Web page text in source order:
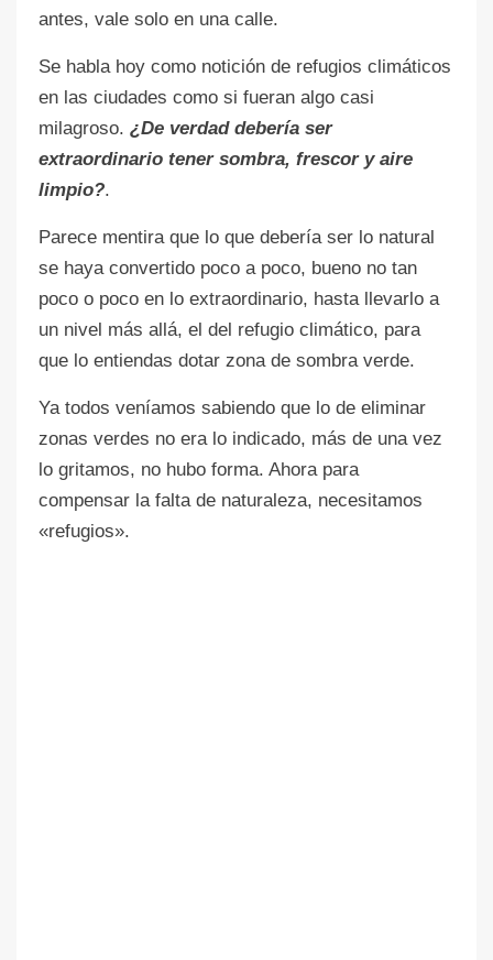
antes, vale solo en una calle.
Se habla hoy como notición de refugios climáticos
en las ciudades como si fueran algo casi
milagroso. ¿De verdad debería ser
extraordinario tener sombra, frescor y aire
limpio?.
Parece mentira que lo que debería ser lo natural
se haya convertido poco a poco, bueno no tan
poco o poco en lo extraordinario, hasta llevarlo a
un nivel más allá, el del refugio climático, para
que lo entiendas dotar zona de sombra verde.
Ya todos veníamos sabiendo que lo de eliminar
zonas verdes no era lo indicado, más de una vez
lo gritamos, no hubo forma. Ahora para
compensar la falta de naturaleza, necesitamos
«refugios».